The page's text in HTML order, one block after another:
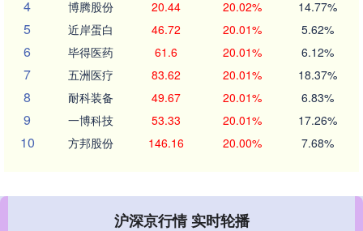
4 博腾股份 20.44 20.02% 14.77%
5 近岸蛋白 46.72 20.01% 5.62%
6 毕得医药 61.6 20.01% 6.12%
7 五洲医疗 83.62 20.01% 18.37%
8 耐科装备 49.67 20.01% 6.83%
9 一博科技 53.33 20.01% 17.26%
10 方邦股份 146.16 20.00% 7.68%
沪深京行情 实时轮播